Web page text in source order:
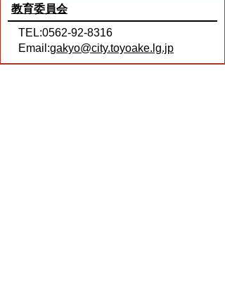
教育委員会
TEL:0562-92-8316
Email:gakyo@city.toyoake.lg.jp